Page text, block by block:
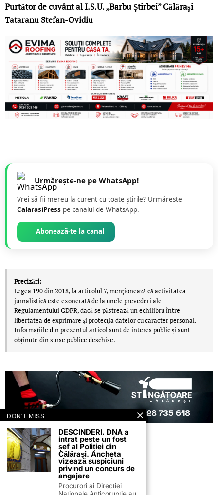
Purtător de cuvânt al I.S.U. „Barbu Ştirbei” Călăraşi
Tataranu Stefan-Ovidiu
Urmărește-ne pe WhatsApp!
Vrei să fii mereu la curent cu toate știrile? Urmăreste
CalarasiPress pe canalul de WhatsApp.
Abonează-te la canal
Precizări:
Legea 190 din 2018, la articolul 7, menţionează că activitatea
jurnalistică este exonerată de la unele prevederi ale
Regulamentului GDPR, dacă se păstrează un echilibru între
libertatea de exprimare şi protecţia datelor cu caracter personal.
Informațiile din prezentul articol sunt de interes public și sunt
obținute din surse publice deschise.
C.C
DON'T MISS
DESCINDERI. DNA a
intrat peste un fost
șef al Poliției din
Călărași. Ancheta
vizează suspiciuni
privind un concurs de
angajare
Procurori ai Direcției